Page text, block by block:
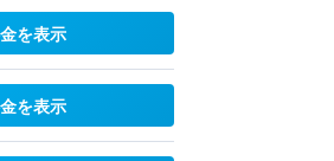
を表示
を表示